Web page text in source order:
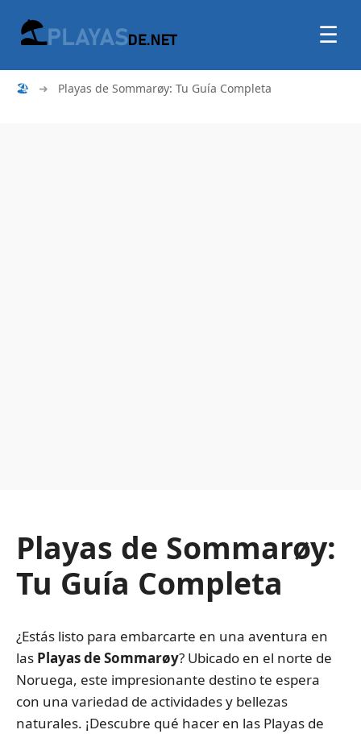
☰
🏖 ➜ Playas de Sommarøy: Tu Guía Completa
Playas de Sommarøy:
Tu Guía Completa
¿Estás listo para embarcarte en una aventura en
las Playas de Sommarøy? Ubicado en el norte de
Noruega, este impresionante destino te espera
con una variedad de actividades y bellezas
naturales. ¡Descubre qué hacer en las Playas de